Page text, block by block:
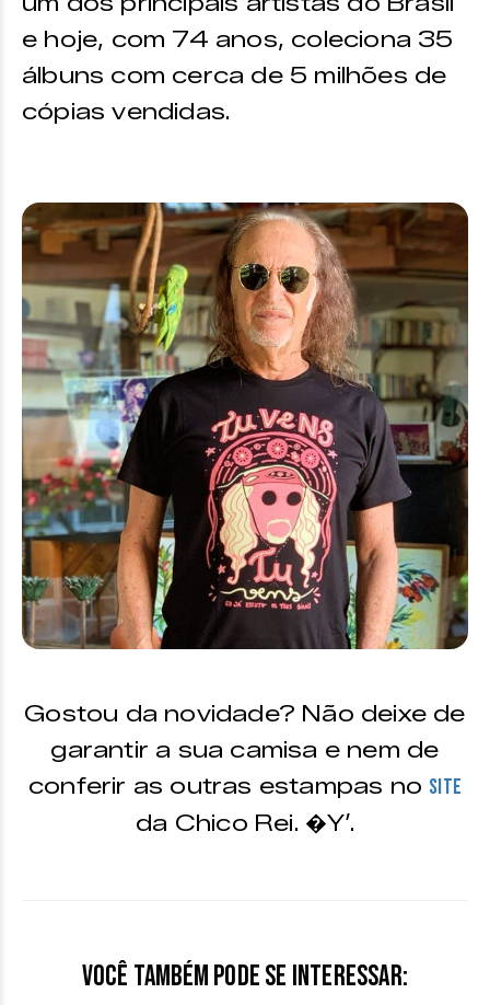
e hoje, com 74 anos, coleciona 35
álbuns com cerca de 5 milhões de
cópias vendidas.
Gostou da novidade? Não deixe de
garantir a sua camisa e nem de
conferir as outras estampas no site
da Chico Rei. �Y’.
Você também pode se interessar: